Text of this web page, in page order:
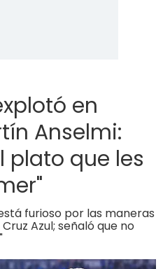
en
Anselmi:
plato que les
furioso por las maneras
Azul; señaló que no